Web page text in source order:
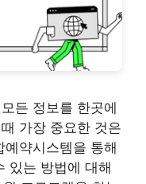
든 정보를 한곳에
가장 중요한 것은
약시스템을 통해
있는 방법에 대해